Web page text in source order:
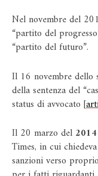
Nel novembre del
“partito del
“partito del futuro”.
Il 16 novembre dello
della sentenza del
status di avvocato [
Il 20 marzo del 2014
Times, in cui
sanzioni verso